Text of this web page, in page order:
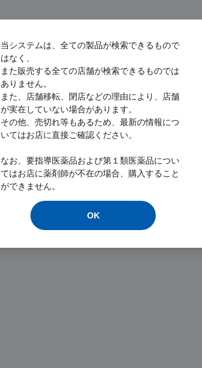
Loading...
当システムは、全ての製品が検索できるもので
はなく、
また販売する全ての店舗が検索できるものでは
ありません。
また、店舗移転、閉店などの理由により、店舗
が実在していない場合があります。
その他、売切れ等もあるため、最新の情報につ
いてはお店に直接ご確認ください。
なお、要指導医薬品および第１類医薬品につい
てはお店に薬剤師が不在の場合、購入すること
ができません。
OK